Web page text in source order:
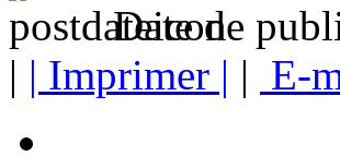
Date de
| | Imprimer | | E-